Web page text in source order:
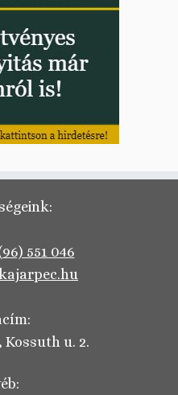
551 046
Kossuth u. 2.